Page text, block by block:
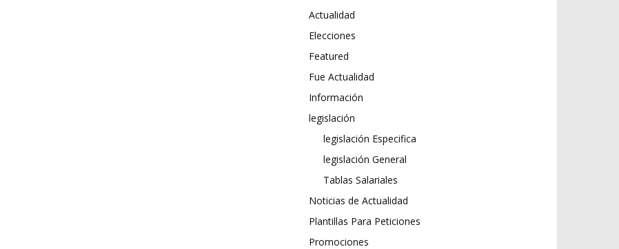
Actualidad
Elecciones
Featured
Fue Actualidad
Información
legislación
legislación Especifica
legislación General
Tablas Salariales
Noticias de Actualidad
Plantillas Para Peticiones
Promociones